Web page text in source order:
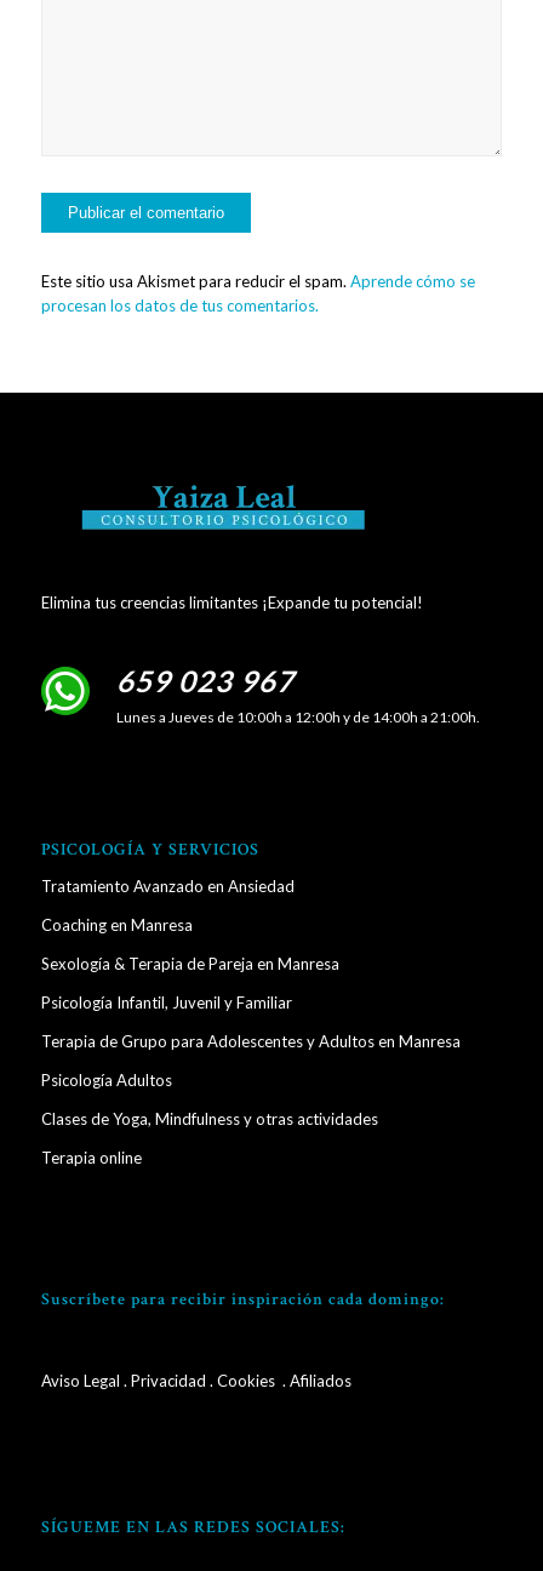
Este sitio usa Akismet para reducir el spam. Aprende cómo se
procesan los datos de tus comentarios.
Elimina tus creencias limitantes ¡Expande tu potencial!
659 023 967
Lunes a Jueves de 10:00h a 12:00h y de 14:00h a 21:00h.
PSICOLOGÍA Y SERVICIOS
Tratamiento Avanzado en Ansiedad
Coaching en Manresa
Sexología & Terapia de Pareja en Manresa
Psicología Infantil, Juvenil y Familiar
Terapia de Grupo para Adolescentes y Adultos en Manresa
Psicología Adultos
Clases de Yoga, Mindfulness y otras actividades
Terapia online
Suscríbete para recibir inspiración cada domingo:
Aviso Legal . Privacidad . Cookies. Afiliados
SÍGUEME EN LAS REDES SOCIALES: